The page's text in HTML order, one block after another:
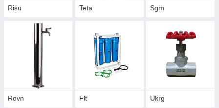
Risu Teta Sgm
Rovn Flt Ukrg